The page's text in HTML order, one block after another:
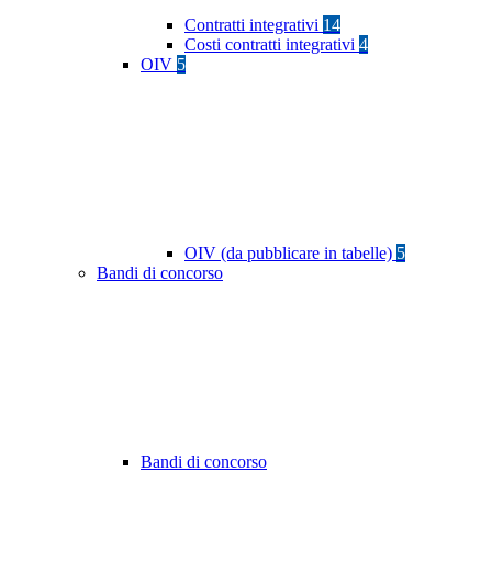
Contratti integrativi 14
Costi contratti integrativi 4
OIV 5
OIV (da pubblicare in tabelle) 5
Bandi di concorso
Bandi di concorso